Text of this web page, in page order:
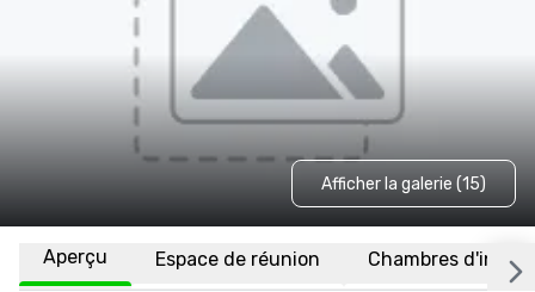
Afficher la galerie (15)
Aperçu Espace de réunion Chambres